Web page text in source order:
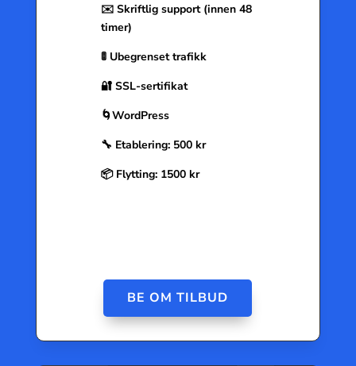
✉️ Skriftlig support (innen 48
timer)
🚦 Ubegrenset trafikk
🔐 SSL-sertifikat
🌀WordPress
🔧 Etablering: 500 kr
📦 Flytting: 1500 kr
BE OM TILBUD